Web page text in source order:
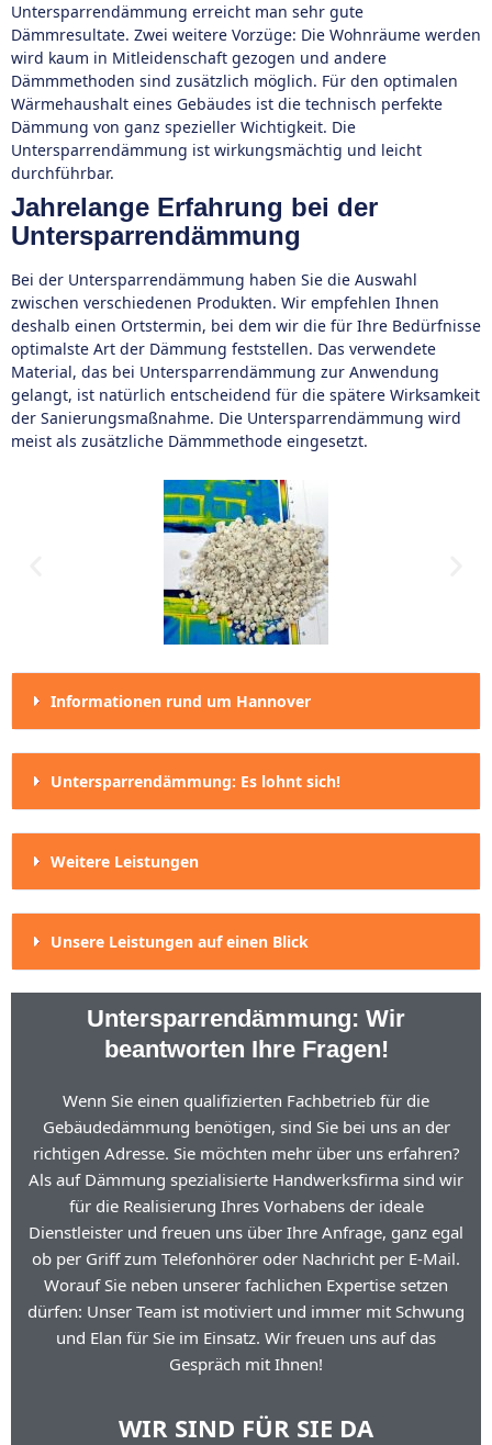
Untersparrendämmung erreicht man sehr gute
Dämmresultate. Zwei weitere Vorzüge: Die Wohnräume werden
wird kaum in Mitleidenschaft gezogen und andere
Dämmmethoden sind zusätzlich möglich. Für den optimalen
Wärmehaushalt eines Gebäudes ist die technisch perfekte
Dämmung von ganz spezieller Wichtigkeit. Die
Untersparrendämmung ist wirkungsmächtig und leicht
durchführbar.
Jahrelange Erfahrung bei der
Untersparrendämmung
Bei der Untersparrendämmung haben Sie die Auswahl
zwischen verschiedenen Produkten. Wir empfehlen Ihnen
deshalb einen Ortstermin, bei dem wir die für Ihre Bedürfnisse
optimalste Art der Dämmung feststellen. Das verwendete
Material, das bei Untersparrendämmung zur Anwendung
gelangt, ist natürlich entscheidend für die spätere Wirksamkeit
der Sanierungsmaßnahme. Die Untersparrendämmung wird
meist als zusätzliche Dämmmethode eingesetzt.
Informationen rund um Hannover
Untersparrendämmung: Es lohnt sich!
Weitere Leistungen
Unsere Leistungen auf einen Blick
Untersparrendämmung: Wir
beantworten Ihre Fragen!
Wenn Sie einen qualifizierten Fachbetrieb für die
Gebäudedämmung benötigen, sind Sie bei uns an der
richtigen Adresse. Sie möchten mehr über uns erfahren?
Als auf Dämmung spezialisierte Handwerksfirma sind wir
für die Realisierung Ihres Vorhabens der ideale
Dienstleister und freuen uns über Ihre Anfrage, ganz egal
ob per Griff zum Telefonhörer oder Nachricht per E-Mail.
Worauf Sie neben unserer fachlichen Expertise setzen
dürfen: Unser Team ist motiviert und immer mit Schwung
und Elan für Sie im Einsatz. Wir freuen uns auf das
Gespräch mit Ihnen!
WIR SIND FÜR SIE DA